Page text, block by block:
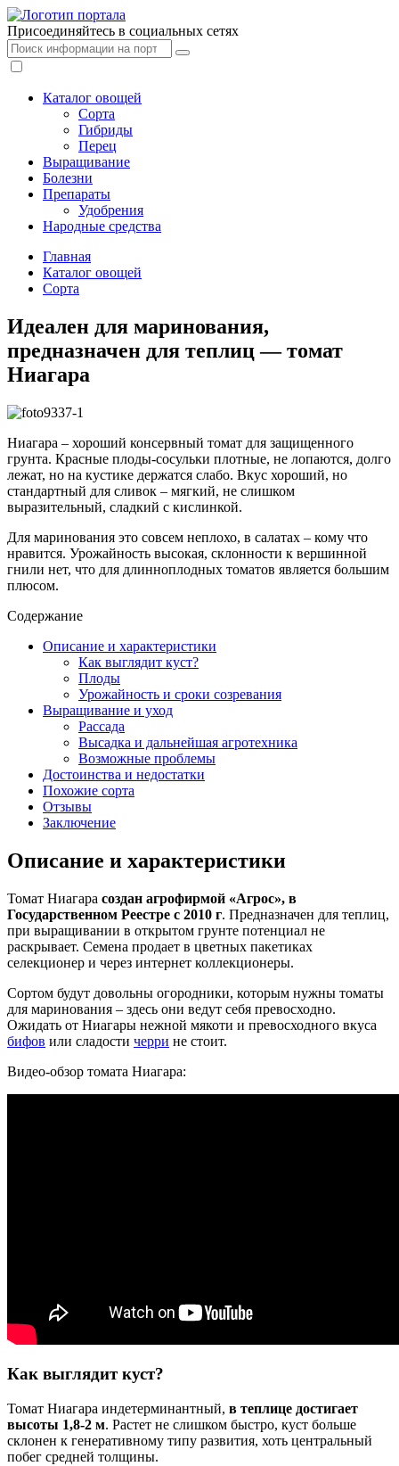
Присоединяйтесь в социальных сетях
Каталог овощей
Сорта
Гибриды
Перец
Выращивание
Болезни
Препараты
Удобрения
Народные средства
Главная
Каталог овощей
Сорта
Идеален для маринования,
предназначен для теплиц — томат
Ниагара
Ниагара – хороший консервный томат для защищенного
грунта. Красные плоды-сосульки плотные, не лопаются, долго
лежат, но на кустике держатся слабо. Вкус хороший, но
стандартный для сливок – мягкий, не слишком
выразительный, сладкий с кислинкой.
Для маринования это совсем неплохо, в салатах – кому что
нравится. Урожайность высокая, склонности к вершинной
гнили нет, что для длинноплодных томатов является большим
плюсом.
Содержание
Описание и характеристики
Как выглядит куст?
Плоды
Урожайность и сроки созревания
Выращивание и уход
Рассада
Высадка и дальнейшая агротехника
Возможные проблемы
Достоинства и недостатки
Похожие сорта
Отзывы
Заключение
Описание и характеристики
Томат Ниагара создан агрофирмой «Агрос», в
Государственном Реестре с 2010 г. Предназначен для теплиц,
при выращивании в открытом грунте потенциал не
раскрывает. Семена продает в цветных пакетиках
селекционер и через интернет коллекционеры.
Сортом будут довольны огородники, которым нужны томаты
для маринования – здесь они ведут себя превосходно.
Ожидать от Ниагары нежной мякоти и превосходного вкуса
бифов или сладости черри не стоит.
Видео-обзор томата Ниагара:
Как выглядит куст?
Томат Ниагара индетерминантный, в теплице достигает
высоты 1,8-2 м. Растет не слишком быстро, куст больше
склонен к генеративному типу развития, хоть центральный
побег средней толщины.